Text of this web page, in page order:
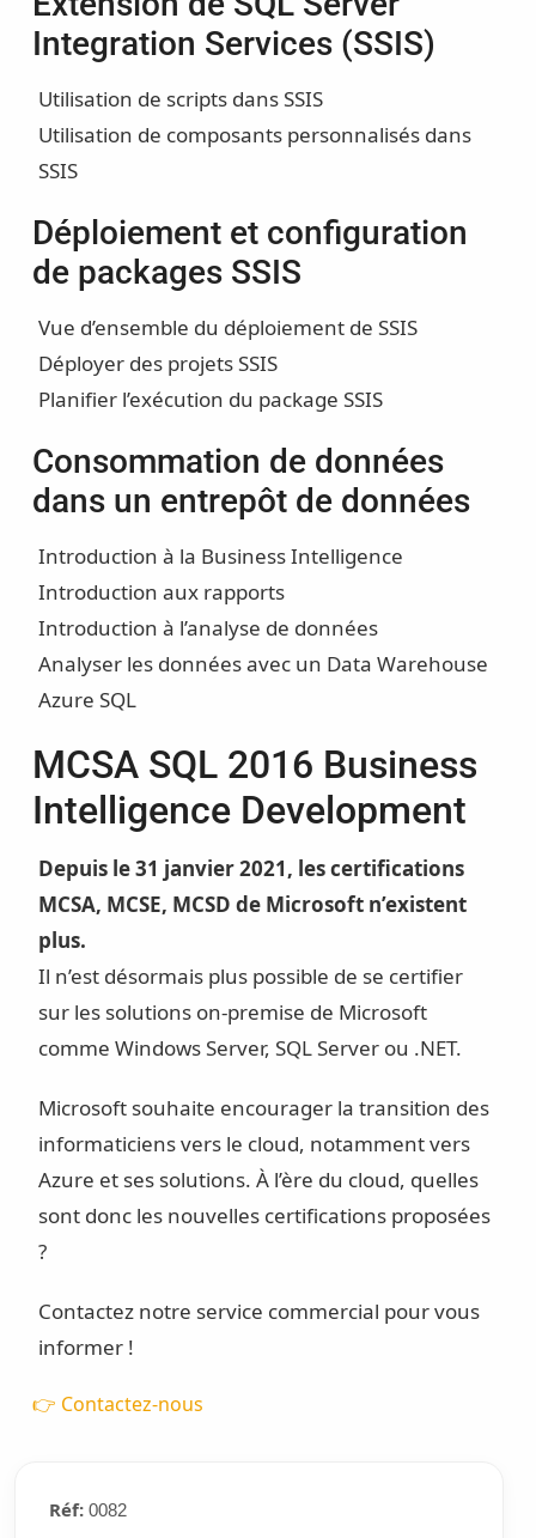
Integration Services (SSIS)
Utilisation de scripts dans SSIS
Utilisation de composants personnalisés dans
SSIS
Déploiement et configuration
de packages SSIS
Vue d’ensemble du déploiement de SSIS
Déployer des projets SSIS
Planifier l’exécution du package SSIS
Consommation de données
dans un entrepôt de données
Introduction à la Business Intelligence
Introduction aux rapports
Introduction à l’analyse de données
Analyser les données avec un Data Warehouse
Azure SQL
MCSA SQL 2016 Business
Intelligence Development
Depuis le 31 janvier 2021, les certifications
MCSA, MCSE, MCSD de Microsoft n’existent
plus.
Il n’est désormais plus possible de se certifier
sur les solutions on-premise de Microsoft
comme Windows Server, SQL Server ou .NET.
Microsoft souhaite encourager la transition des
informaticiens vers le cloud, notamment vers
Azure et ses solutions. À l’ère du cloud, quelles
sont donc les nouvelles certifications proposées
?
Contactez notre service commercial pour vous
informer !
👉 Contactez-nous
Réf:0082